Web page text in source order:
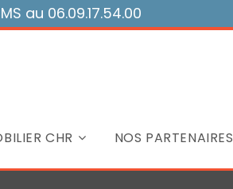
au 06.09.17.54.00
CHR NOS PARTENAIRES